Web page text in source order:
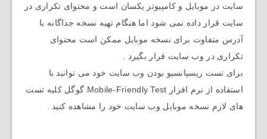
سایت در موبایل و کامپیوتر یکسان است و محتوای تکراری در
سایت قرار داده نمی شود اما هنگام تهیه نسخه جداگانه با
آدرس متفاوت برای نسخه موبایل ممکن است محتوای
تکراری در وب سایت قرار بگیرد .
برای تست ریسپانسیو بودن وب سایت خود می توانید با
استفاده از نرم افزار Mobile-Friendly Test گوگل کلیه تست
های لازم نسخه موبایل وب سایت خود را مشاهده کنید .